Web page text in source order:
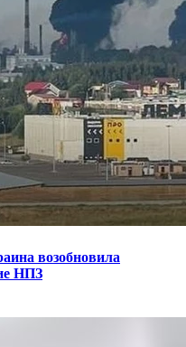
возобновила
НПЗ